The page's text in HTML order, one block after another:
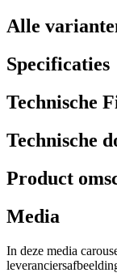
Alle
Specificaties
Technische
Technische
Product
Media
In deze media